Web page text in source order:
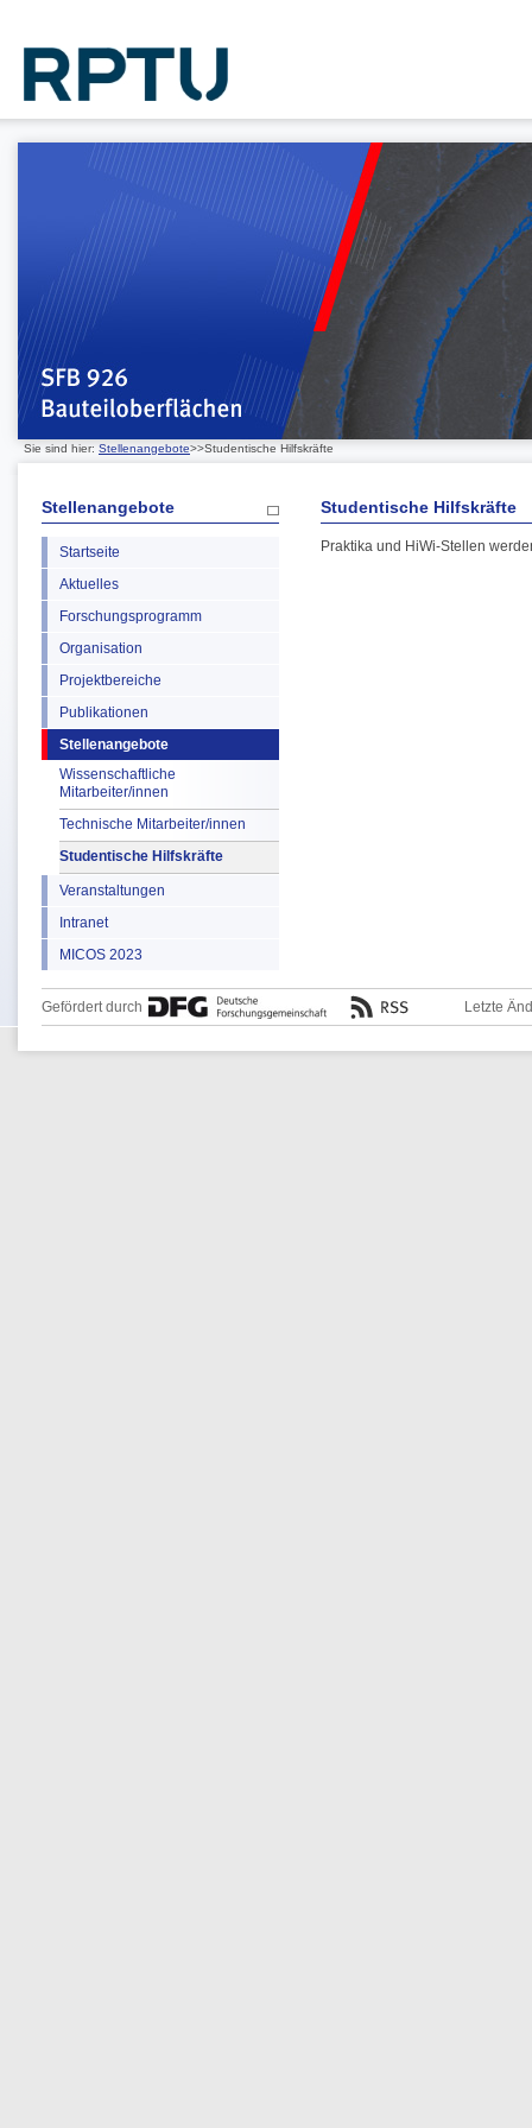
Sie sind hier: Stellenangebote>>Studentische Hilfskräfte
Stellenangebote
Startseite
Aktuelles
Forschungsprogramm
Organisation
Projektbereiche
Publikationen
Stellenangebote
Wissenschaftliche
Mitarbeiter/innen
Technische Mitarbeiter/innen
Studentische Hilfskräfte
Veranstaltungen
Intranet
MICOS 2023
Studentische Hilfskräfte
Praktika und HiWi-Stellen
Gefördert durch Letzte